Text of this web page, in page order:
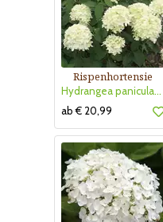
Rispenhortensie
Hydrangea paniculata 'Limelight'
ab € 20,99